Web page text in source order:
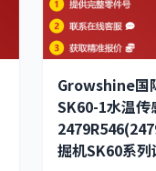
Growshine国
SK60-1水温传
掘机SK60系列